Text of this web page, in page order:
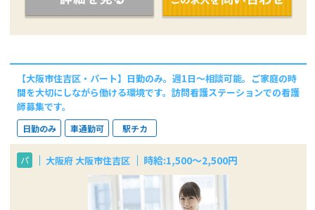
【大阪市住吉区・パート】日勤のみ。週1日～相談可能。ご家庭の時
間を大切にしながら働ける環境です。訪問看護ステーションでの看護
師募集です。
日勤のみ 車通勤可 駅チカ
パ 大阪府 大阪市住吉区 時給:1,500～2,500円